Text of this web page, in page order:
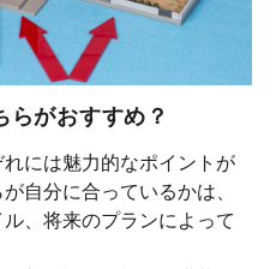
らがおすすめ？
には魅力的なポイントが
自分に合っているかは、
、将来のプランによって